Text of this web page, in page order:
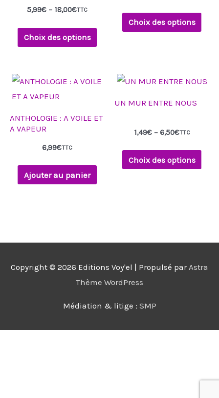
5,99€ – 18,00€TTC
Choix des options
peuvent
être
sur
la
du
Choix des options
options
peuvent
sur
page
produit
ANTHOLOGIE : A VOILE ET
A VAPEUR
6,99€TTC
Ajouter au panier
UN MUR ENTRE NOUS
1,49€– 6,50€
de
1,49€
TTC
Choix des options
Ce
a
variations.
options
la
Copyright © 2026 Editions Voy'el | Propulsé parAstra
Thème WordPress
Médiation & litige : SMP